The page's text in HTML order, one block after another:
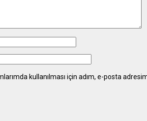
kullanılması için adım, e-posta